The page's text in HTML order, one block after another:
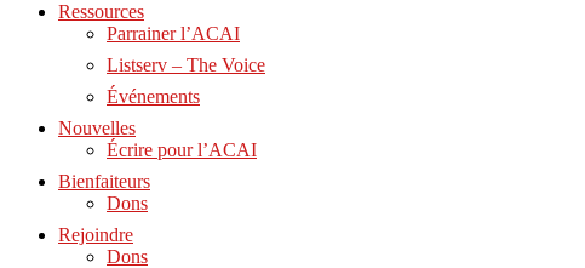
Ressources
Parrainer l’ACAI
Listserv – The Voice
Événements
Nouvelles
Écrire pour l’ACAI
Bienfaiteurs
Dons
Rejoindre
Dons